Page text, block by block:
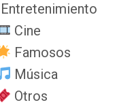
Entretenimiento
Cine
Famosos
Música
Otros